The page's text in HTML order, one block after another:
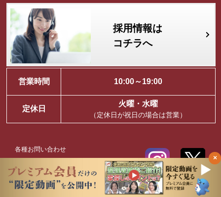
×
採用情報は
コチラへ
営業時間 10:00～19:00
定休日
火曜・水曜
（定休日が祝日の場合は営業）
各種お問い合わせ
オンライン商談
採用情報